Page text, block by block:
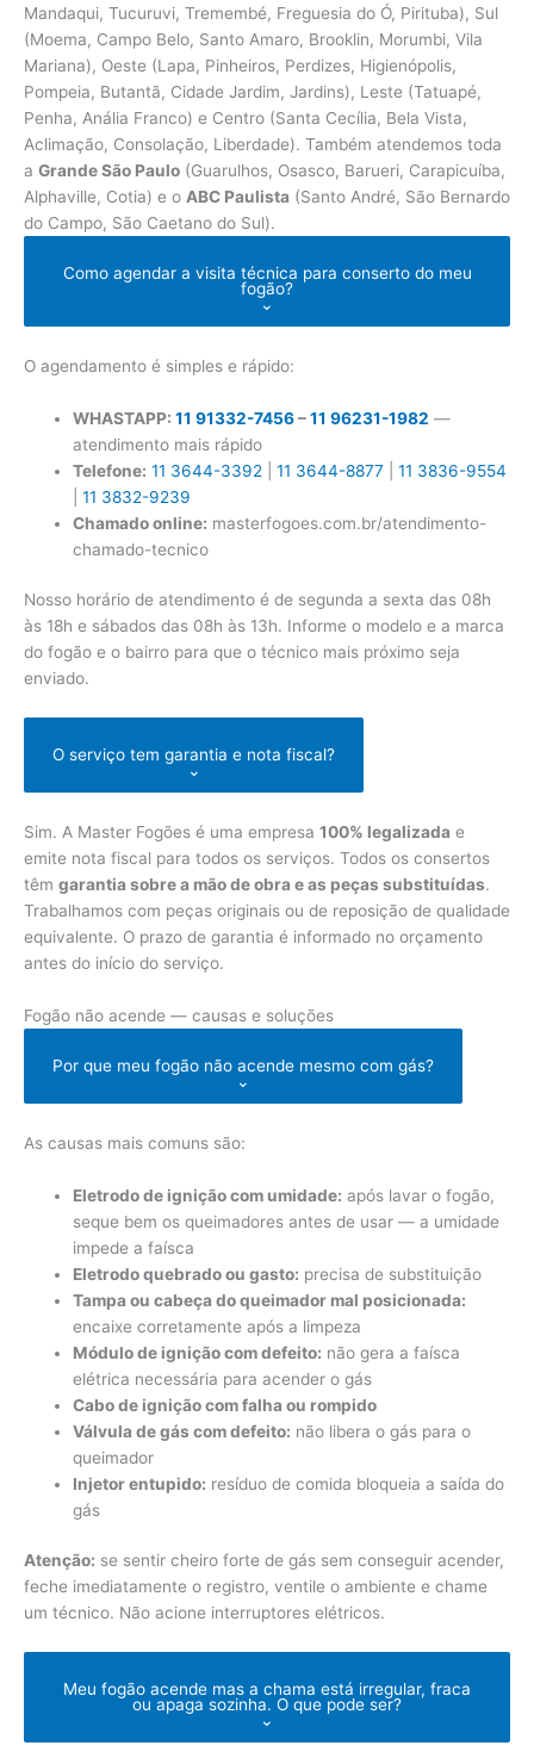
Mandaqui, Tucuruvi, Tremembé, Freguesia do Ó, Pirituba), Sul
(Moema, Campo Belo, Santo Amaro, Brooklin, Morumbi, Vila
Mariana), Oeste (Lapa, Pinheiros, Perdizes, Higienópolis,
Pompeia, Butantã, Cidade Jardim, Jardins), Leste (Tatuapé,
Penha, Anália Franco) e Centro (Santa Cecília, Bela Vista,
Aclimação, Consolação, Liberdade). Também atendemos toda
a Grande São Paulo (Guarulhos, Osasco, Barueri, Carapicuíba,
Alphaville, Cotia) e o ABC Paulista (Santo André, São Bernardo
do Campo, São Caetano do Sul).
Como agendar a visita técnica para conserto do meu
fogão?
⌄
O agendamento é simples e rápido:
WHASTAPP:11 91332-7456–11 96231-1982 —
atendimento mais rápido
Telefone: 11 3644-3392 |11 3644-8877 |11 3836-9554
|11 3832-9239
Chamado online: masterfogoes.com.br/atendimento-
chamado-tecnico
Nosso horário de atendimento é de segunda a sexta das 08h
às 18h e sábados das 08h às 13h. Informe o modelo e a marca
do fogão e o bairro para que o técnico mais próximo seja
enviado.
O serviço tem garantia e nota fiscal?
⌄
Sim. A Master Fogões é uma empresa 100% legalizada e
emite nota fiscal para todos os serviços. Todos os consertos
têm garantia sobre a mão de obra e as peças substituídas.
Trabalhamos com peças originais ou de reposição de qualidade
equivalente. O prazo de garantia é informado no orçamento
antes do início do serviço.
Fogão não acende — causas e soluções
Por que meu fogão não acende mesmo com gás?
⌄
As causas mais comuns são:
Eletrodo de ignição com umidade: após lavar o fogão,
seque bem os queimadores antes de usar — a umidade
impede a faísca
Eletrodo quebrado ou gasto: precisa de substituição
Tampa ou cabeça do queimador mal posicionada:
encaixe corretamente após a limpeza
Módulo de ignição com defeito: não gera a faísca
elétrica necessária para acender o gás
Cabo de ignição com falha ou rompido
Válvula de gás com defeito: não libera o gás para o
queimador
Injetor entupido: resíduo de comida bloqueia a saída do
gás
Atenção: se sentir cheiro forte de gás sem conseguir acender,
feche imediatamente o registro, ventile o ambiente e chame
um técnico. Não acione interruptores elétricos.
Meu fogão acende mas a chama está irregular, fraca
ou apaga sozinha. O que pode ser?
⌄